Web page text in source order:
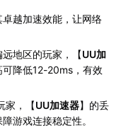
卓越加速效能，让网络
远地区的玩家，【UU加
降低12-20ms，有效
家，【UU加速器】的丢
游戏连接稳定性。